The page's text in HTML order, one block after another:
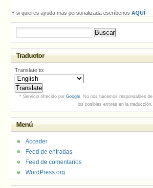
Y si quieres ayuda más personalizada escríbenos AQUÍ
Traductor
Translate to:
* Servicio ofrecido por Google. No nos hacemos responsables de
los posibles errores en la traducción.
Menú
Acceder
Feed de entradas
Feed de comentarios
WordPress.org